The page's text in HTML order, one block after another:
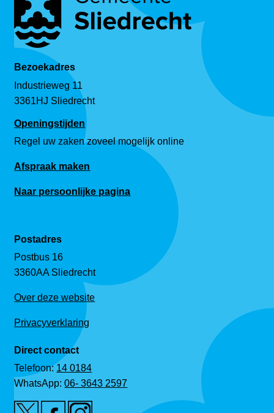
Bezoekadres
Industrieweg 11
3361HJ Sliedrecht
Openingstijden
Regel uw zaken zoveel mogelijk online
Afspraak maken
Naar persoonlijke pagina
Postadres
Postbus 16
3360AA Sliedrecht
Over deze website
Privacyverklaring
Direct contact
Telefoon:14 0184
WhatsApp:06- 3643 2597